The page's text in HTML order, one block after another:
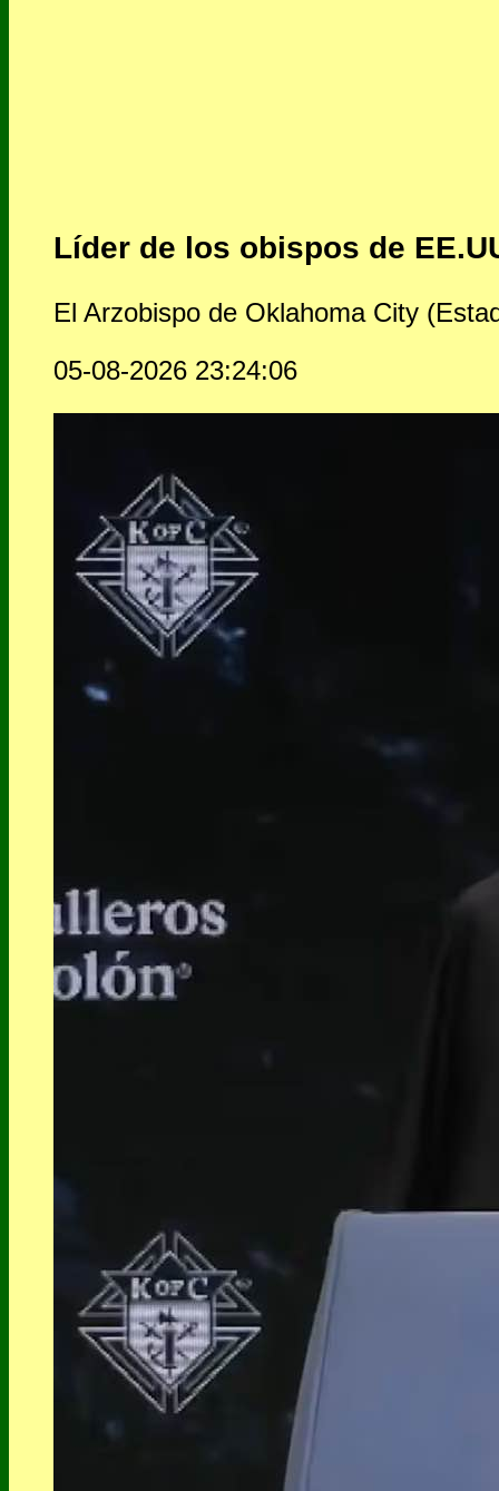
Líder de los obispos de
El Arzobispo de Oklahoma City
05-08-2026 23:24:06